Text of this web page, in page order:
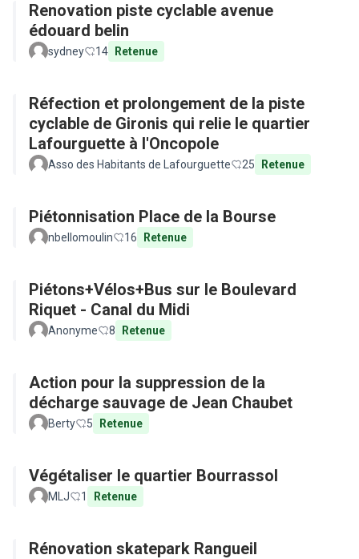
Renovation piste cyclable avenue
édouard belin
sydney 14 Retenue
Réfection et prolongement de la piste
cyclable de Gironis qui relie le quartier
Lafourguette à l'Oncopole
Asso des Habitants de Lafourguette 25 Retenue
Piétonnisation Place de la Bourse
nbellomoulin 16 Retenue
Piétons+Vélos+Bus sur le Boulevard
Riquet - Canal du Midi
Anonyme 8 Retenue
Action pour la suppression de la
décharge sauvage de Jean Chaubet
Berty 5 Retenue
Végétaliser le quartier Bourrassol
MLJ 1 Retenue
Rénovation skatepark Rangueil